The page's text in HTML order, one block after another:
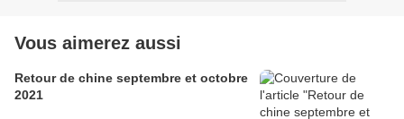
Vous aimerez aussi
Retour de chine septembre et octobre
2021